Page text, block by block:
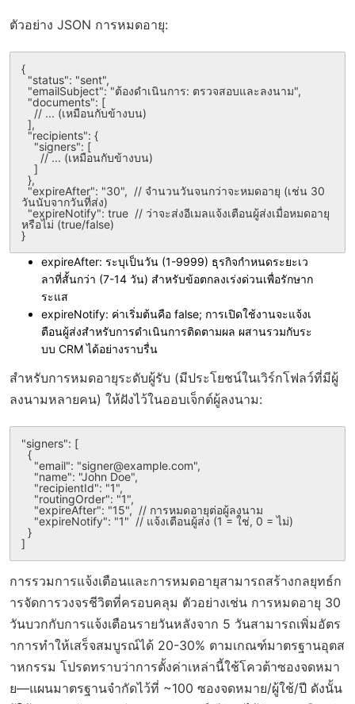
ตัวอย่าง JSON การหมดอายุ:
{
วันนับจากวันที่ส่ง)
หรือไม่ (true/false)
expireAfter: ระบุเป็นวัน (1-9999) ธุรกิจกำหนดระยะเว
ลาที่สั้นกว่า (7-14 วัน) สำหรับข้อตกลงเร่งด่วนเพื่อรักษาก
ระแส
expireNotify: ค่าเริ่มต้นคือ false; การเปิดใช้งานจะแจ้งเ
ตือนผู้ส่งสำหรับการดำเนินการติดตามผล ผสานรวมกับระ
บบ CRM ได้อย่างราบรื่น
สำหรับการหมดอายุระดับผู้รับ (มีประโยชน์ในเวิร์กโฟลว์ที่มีผู้
ลงนามหลายคน) ให้ฝังไว้ในออบเจ็กต์ผู้ลงนาม:
"signers": [
การรวมการแจ้งเตือนและการหมดอายุสามารถสร้างกลยุทธ์ก
ารจัดการวงจรชีวิตที่ครอบคลุม ตัวอย่างเช่น การหมดอายุ 30
วันบวกกับการแจ้งเตือนรายวันหลังจาก 5 วันสามารถเพิ่มอัตร
าการทำให้เสร็จสมบูรณ์ได้ 20-30% ตามเกณฑ์มาตรฐานอุตส
าหกรรม โปรดทราบว่าการตั้งค่าเหล่านี้ใช้โควต้าซองจดหมา
ย—แผนมาตรฐานจำกัดไว้ที่ ~100 ซองจดหมาย/ผู้ใช้/ปี ดังนั้น